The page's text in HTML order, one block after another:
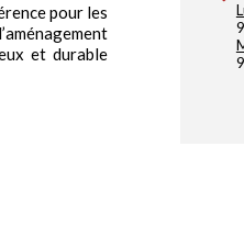
pour les
et durable